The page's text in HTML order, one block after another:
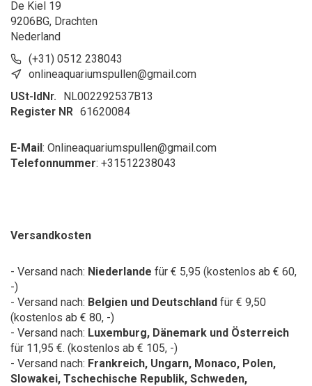
De Kiel 19
9206BG, Drachten
Nederland
(+31) 0512 238043
onlineaquariumspullen@gmail.com
USt-IdNr.
NL002292537B13
Register NR 61620084
E-Mail: Onlineaquariumspullen@gmail.com
Telefonnummer: +31512238043
Versandkosten
- Versand nach: Niederlande für € 5,95 (kostenlos ab € 60,
-)
- Versand nach: Belgien und Deutschland für € 9,50
(kostenlos ab € 80, -)
- Versand nach: Luxemburg, Dänemark und Österreich
für 11,95 €. (kostenlos ab € 105, -)
- Versand nach: Frankreich, Ungarn, Monaco, Polen,
Slowakei, Tschechische Republik, Schweden,